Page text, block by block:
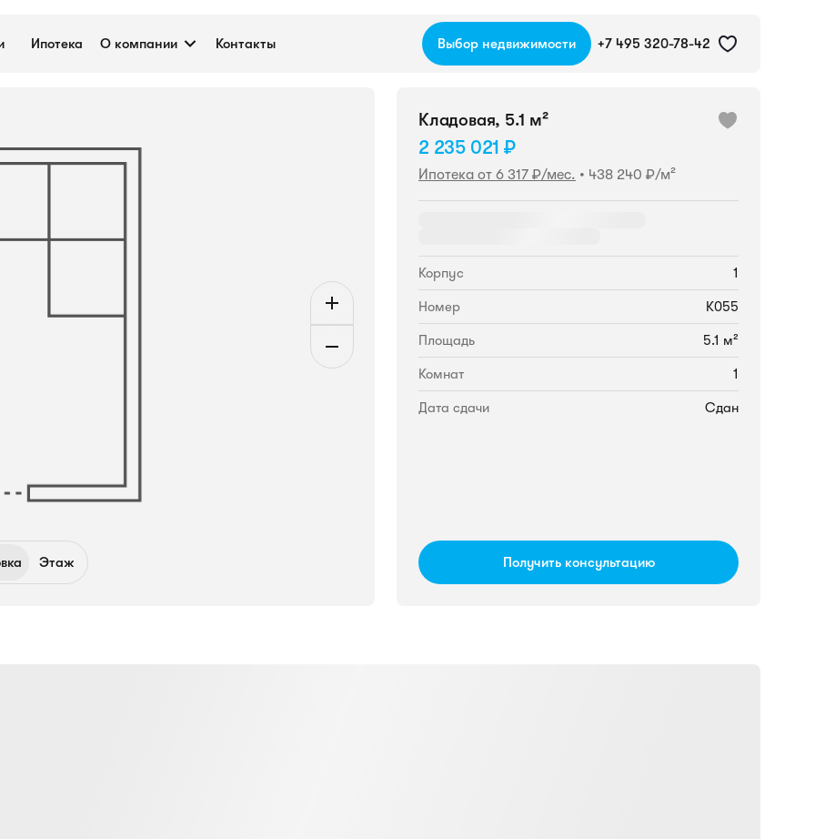
Ипотека О компании Контакты Выбор недвижимости +7 495 320-78-42
№К055, 5.1 м²
Этаж
Кладовая, 5.1 м²
2 235 021 ₽
Ипотека от 6 317 ₽/мес. • 438 240 ₽/м²
Корпус 1
Номер К055
Площадь 5.1 м²
Комнат 1
Дата сдачи Сдан
Получить консультацию